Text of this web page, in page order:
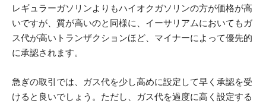
レギュラーガソリンよりもハイオクガソリンの方が価格が高
いですが、質が高いのと同様に、イーサリアムにおいてもガ
ス代が高いトランザクションほど、マイナーによって優先的
に承認されます。
急ぎの取引では、ガス代を少し高めに設定して早く承認を受
けると良いでしょう。ただし、ガス代を過度に高く設定する